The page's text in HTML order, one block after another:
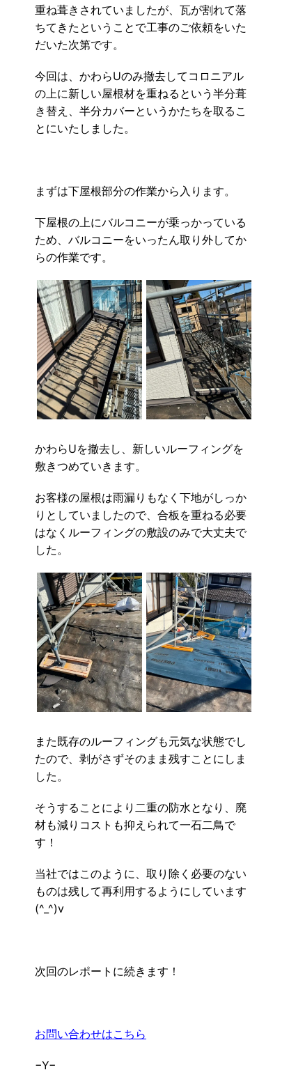
重ね葺きされていましたが、瓦が割れて落
ちてきたということで工事のご依頼をいた
だいた次第です。
今回は、かわらUのみ撤去してコロニアル
の上に新しい屋根材を重ねるという半分葺
き替え、半分カバーというかたちを取るこ
とにいたしました。
まずは下屋根部分の作業から入ります。
下屋根の上にバルコニーが乗っかっている
ため、バルコニーをいったん取り外してか
らの作業です。
かわらUを撤去し、新しいルーフィングを
敷きつめていきます。
お客様の屋根は雨漏りもなく下地がしっか
りとしていましたので、合板を重ねる必要
はなくルーフィングの敷設のみで大丈夫で
した。
また既存のルーフィングも元気な状態でし
たので、剥がさずそのまま残すことにしま
した。
そうすることにより二重の防水となり、廃
材も減りコストも抑えられて一石二鳥で
す！
当社ではこのように、取り除く必要のない
ものは残して再利用するようにしています
(^_^)v
次回のレポートに続きます！
お問い合わせはこちら
−Y−